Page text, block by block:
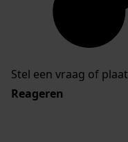
Stel een vraag of
Reageren